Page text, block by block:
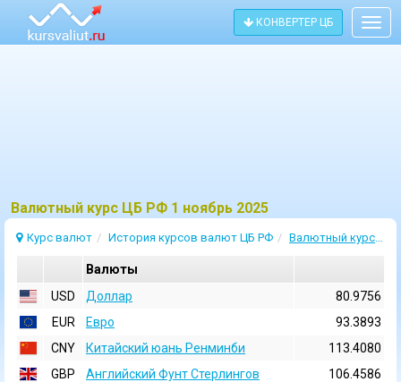
КОНВЕРТЕР ЦБ
Bалютный курс ЦБ РФ 1 ноябрь 2025
Курс валют История курсов валют ЦБ РФ Валютный курс 1 Ноябрь 2025
Валюты
USD
Доллар
80.9756
EUR
Евро
93.3893
CNY
Китайский юань Ренминби
113.4080
GBP
Английский Фунт Стерлингов
106.4586